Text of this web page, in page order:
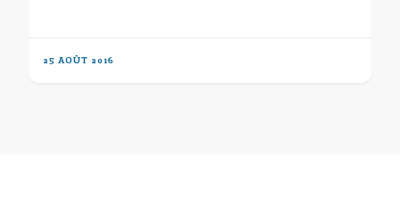
25 AOÛT 2016